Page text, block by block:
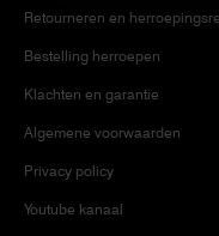
Retourneren en
Bestelling herroepen
Klachten en garantie
Algemene voorwaarden
Privacy policy
Youtube kanaal